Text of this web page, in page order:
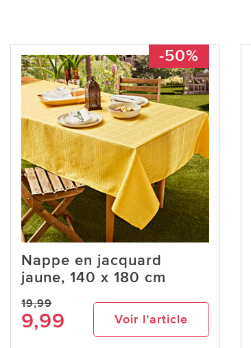
-50%
Nappe en jacquard
jaune, 140 x 180 cm
19,99
9,99 Voir l’article